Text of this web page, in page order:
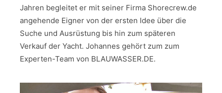
Jahren begleitet er mit seiner Firma Shorecrew.de
angehende Eigner von der ersten Idee über die
Suche und Ausrüstung bis hin zum späteren
Verkauf der Yacht. Johannes gehört zum zum
Experten-Team von BLAUWASSER.DE.